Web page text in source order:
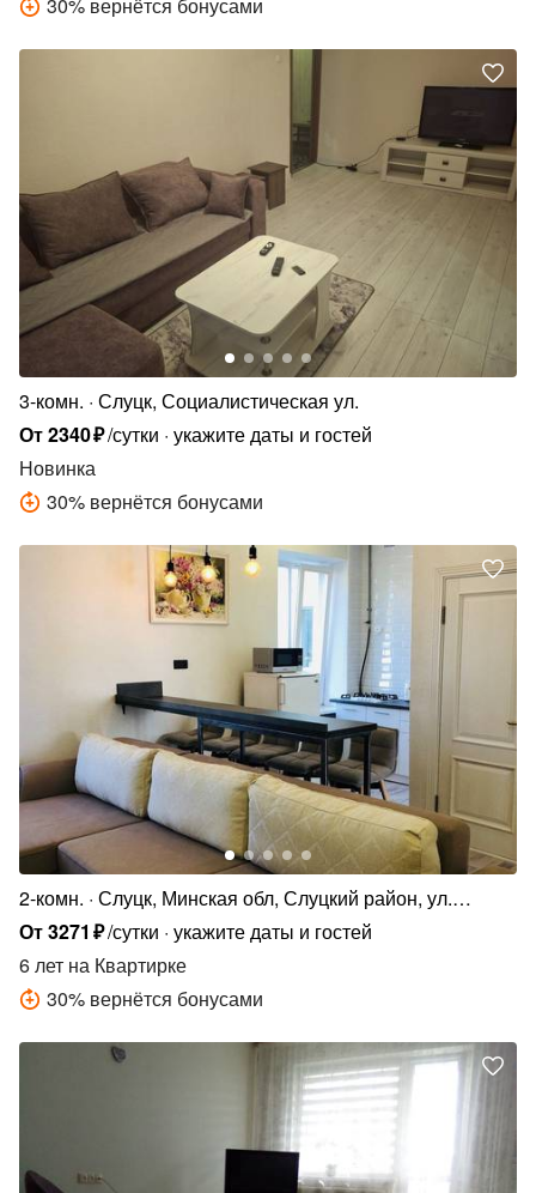
3-комн. Слуцк, Социалистическая ул.
От2340₽/сутки укажите даты и гостей
Новинка
30% вернётся бонусами
2-комн. Слуцк, Минская обл, Слуцкий район, ул.
Ленина, д. 191
От3271 ₽/сутки укажите даты и гостей
6 лет на Квартирке
30% вернётся бонусами